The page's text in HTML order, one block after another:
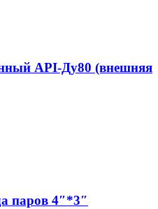
API-Ду80 (внешняя
паров 4″*3″